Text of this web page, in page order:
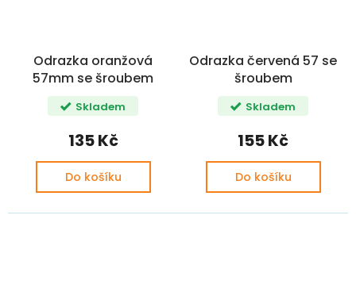
Odrazka oranžová
57mm se šroubem
Skladem
135 Kč
Do košíku
Odrazka červená 57 se
šroubem
Skladem
155 Kč
Do košíku